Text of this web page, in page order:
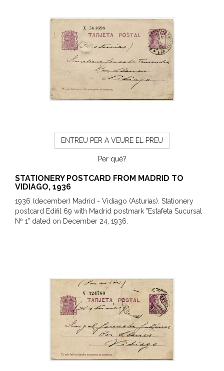
ENTREU PER A VEURE EL PREU
Per què?
STATIONERY POSTCARD FROM MADRID TO
VIDIAGO, 1936
1936 (december) Madrid - Vidiago (Asturias). Stationery
postcard Edifil 69 with Madrid postmark "Estafeta Sucursal
Nº 1" dated on December 24, 1936.